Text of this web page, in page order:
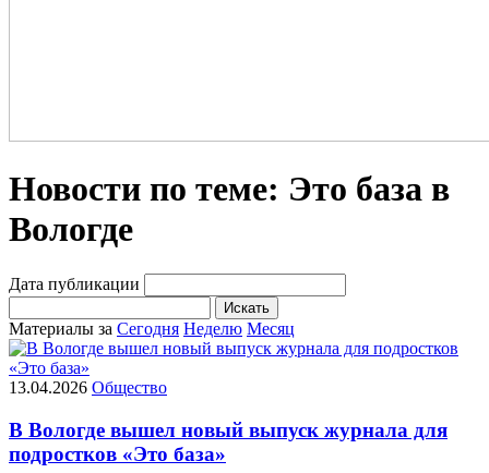
Новости по теме: Это база в
Вологде
Дата публикации
Искать
Материалы за Сегодня Неделю Месяц
13.04.2026 Общество
В Вологде вышел новый выпуск журнала для
подростков «Это база»